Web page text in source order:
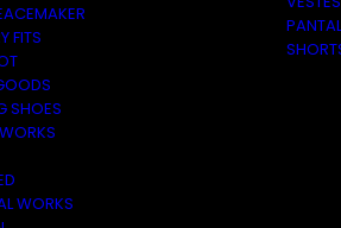
FITS
SHOES
WORKS